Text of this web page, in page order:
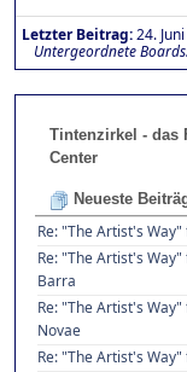
Letzter Beitrag:24.
Untergeordnete Boards
Tintenzirkel - das
Center
Neueste
Re: "The Artist's
Re: "The Artist's
Barra
Re: "The Artist's
Novae
Re: "The Artist's